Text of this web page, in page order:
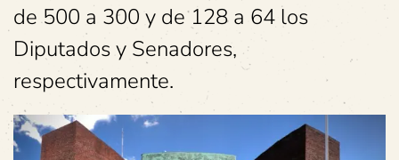
de 500 a 300 y de 128 a 64 los
Diputados y Senadores,
respectivamente.